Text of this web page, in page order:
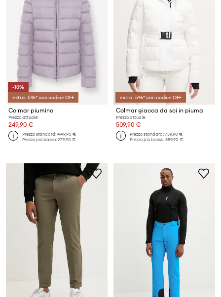
-10%
extra -5%* con codice OFF
Colmar piumino
Prezzo attuale:
249,90 €
Prezzo standard:449,90 €
Prezzo più basso:279,90 €
extra -5%* con codice OFF
Colmar giacca da sci in piuma
Prezzo attuale:
509,90 €
Prezzo standard:759,90 €
Prezzo più basso:559,90 €